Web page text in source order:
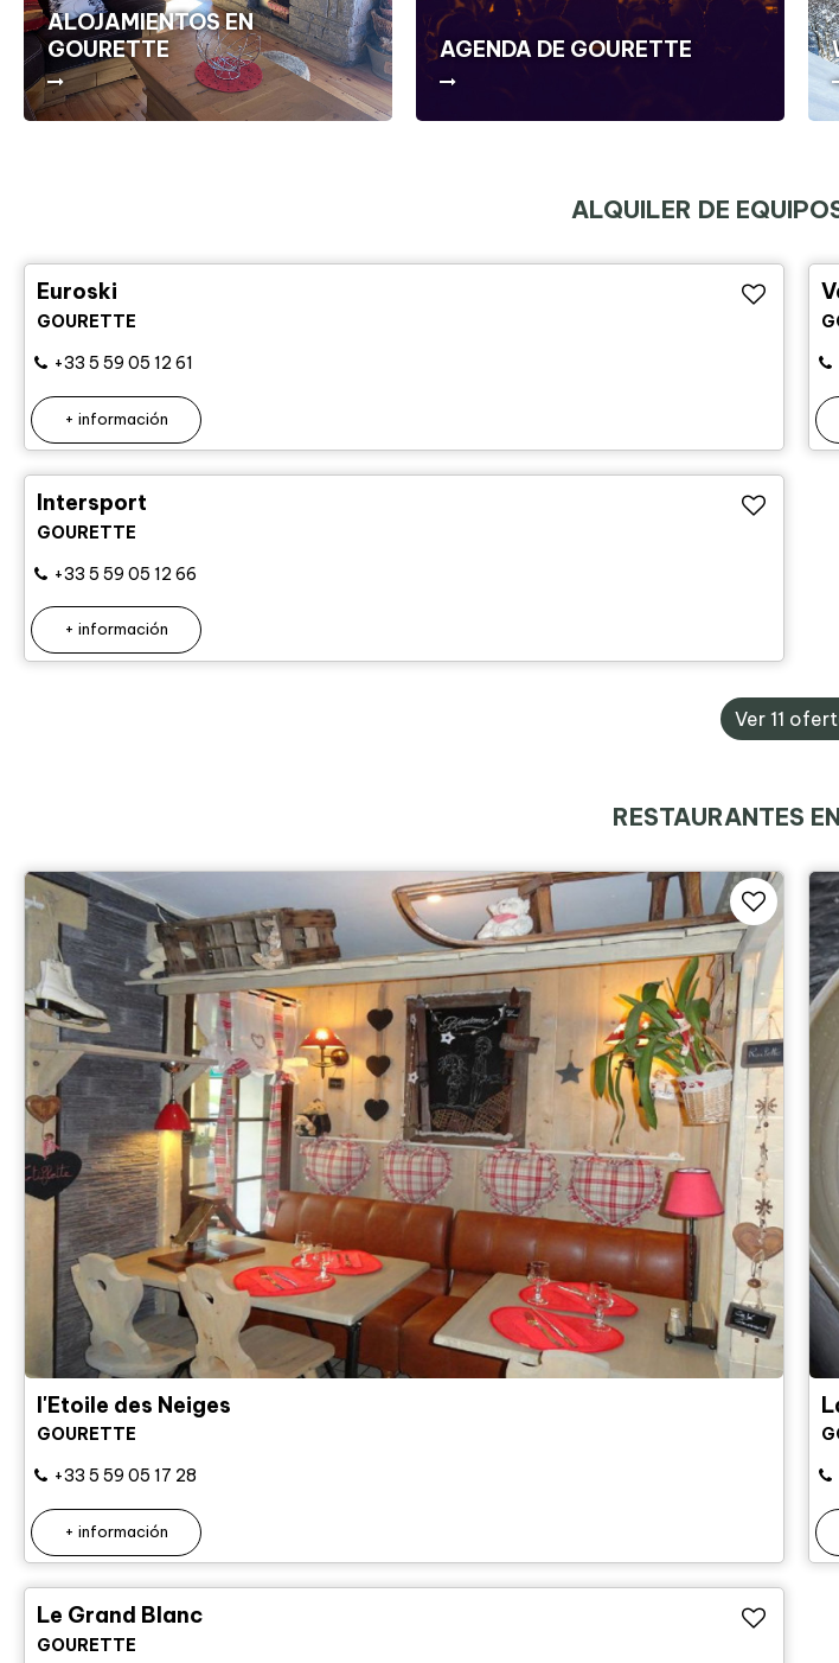
ALOJAMIENTOS EN
GOURETTE
AGENDA DE GOURETTE
ALQUILER DE
Euroski
GOURETTE
+33 5 59 05 12 61
+ información
Intersport
GOURETTE
+33 5 59 05 12 66
+ información
Ver 11
RESTAURANTES
l'Etoile des Neiges
GOURETTE
+33 5 59 05 17 28
+ información
Le Grand Blanc
GOURETTE